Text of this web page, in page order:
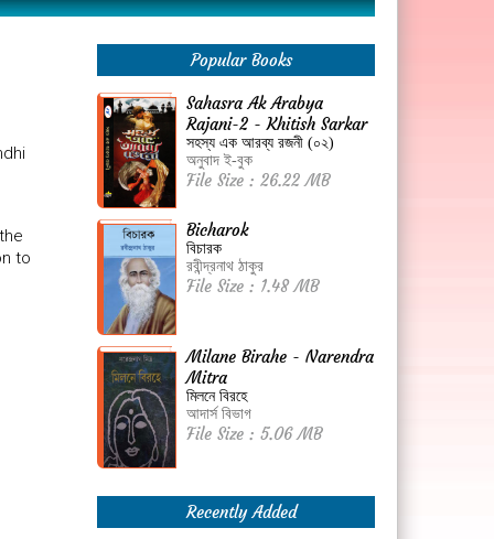
to
Popular Books
Sahasra Ak Arabya
Rajani-2 - Khitish Sarkar
সহস্য এক আরব্য রজনী (০২)
অনুবাদ ই-বুক
File Size : 26.22 MB
Bicharok
বিচারক
রবীন্দ্রনাথ ঠাকুর
File Size : 1.48 MB
Milane Birahe - Narendra
Mitra
মিলনে বিরহে
আদার্স বিভাগ
File Size : 5.06 MB
Recently Added